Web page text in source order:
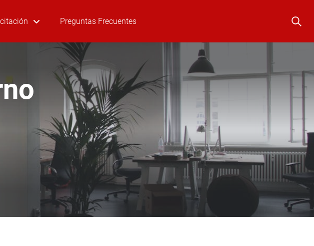
Preguntas Frecuentes